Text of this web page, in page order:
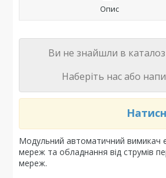
Опис
Ви не знайшли в
Наберіть нас або
Модульний автоматичний вимикач
мереж та обладнання від струмів
мереж.